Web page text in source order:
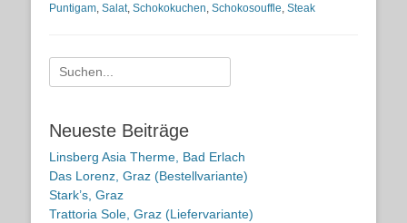
Puntigam, Salat, Schokokuchen, Schokosouffle, Steak
Suche
nach:
Neueste Beiträge
Linsberg Asia Therme, Bad Erlach
Das Lorenz, Graz (Bestellvariante)
Stark’s, Graz
Trattoria Sole, Graz (Liefervariante)